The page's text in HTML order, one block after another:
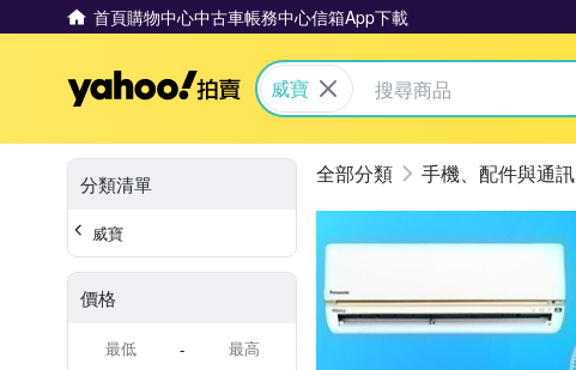
首頁購物中心中古車帳務中心信箱App下載
Yahoo拍賣
威寶
分類清單
威寶
價格
-
手機、配件與通訊